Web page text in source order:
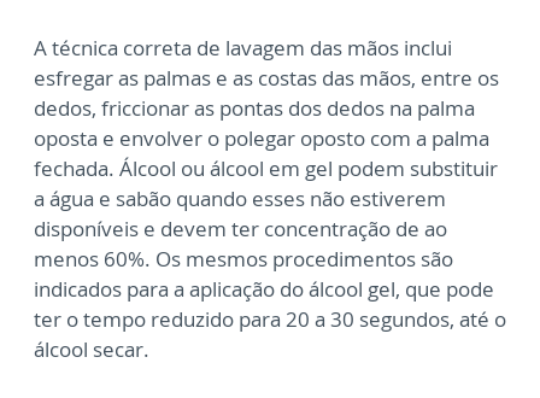
A técnica correta de lavagem das mãos inclui
esfregar as palmas e as costas das mãos, entre os
dedos, friccionar as pontas dos dedos na palma
oposta e envolver o polegar oposto com a palma
fechada. Álcool ou álcool em gel podem substituir
a água e sabão quando esses não estiverem
disponíveis e devem ter concentração de ao
menos 60%. Os mesmos procedimentos são
indicados para a aplicação do álcool gel, que pode
ter o tempo reduzido para 20 a 30 segundos, até o
álcool secar.